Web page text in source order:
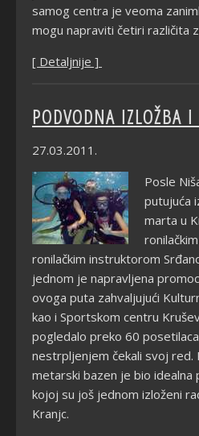
samog centra je veoma
mogu napraviti četiri različita
[ Detaljnije ]
PODVODNA IZLOŽBA I
27.03.2011.
Posle
putujuća
marta u
ronilačkim instruktorom
jednom je napravljena
ovoga puta zahvaljujući
kao i Sportskom centru
pogledalo preko 60
nestrpljenjem čekali svoj
metarski bazen je bio idealna
kojoj su još jednom izloženi
Kranjc.